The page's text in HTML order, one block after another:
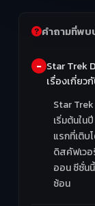
คำถามที่พ
Star Trek
เรื่องเกี่ยว
Star Trek
เริ่มต้นใน
แรกที่เติบ
ดิสคัฟเว
ออน ซีซั่น
ซ้อน